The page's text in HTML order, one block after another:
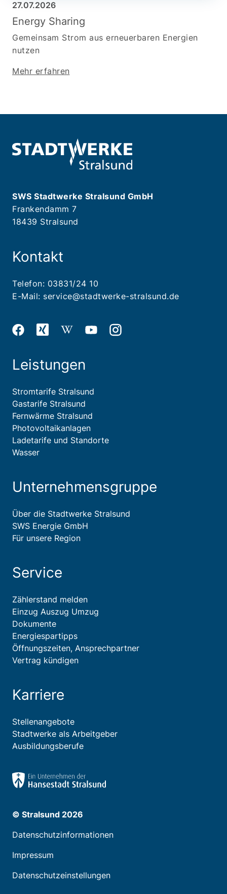
27.07.2026
Energy Sharing
Gemeinsam Strom aus erneuerbaren Energien
nutzen
Mehr erfahren
SWS Stadtwerke Stralsund GmbH
Frankendamm 7
18439 Stralsund
Kontakt
Telefon: 03831/24 10
E-Mail: service@stadtwerke-stralsund.de
Leistungen
Stromtarife Stralsund
Gastarife Stralsund
Fernwärme Stralsund
Photovoltaikanlagen
Ladetarife und Standorte
Wasser
Unternehmensgruppe
Über die Stadtwerke Stralsund
SWS Energie GmbH
Für unsere Region
Service
Zählerstand melden
Einzug Auszug Umzug
Dokumente
Energiespartipps
Öffnungszeiten, Ansprechpartner
Vertrag kündigen
Karriere
Stellenangebote
Stadtwerke als Arbeitgeber
Ausbildungsberufe
© Stralsund 2026
Datenschutzinformationen
Impressum
Datenschutzeinstellungen